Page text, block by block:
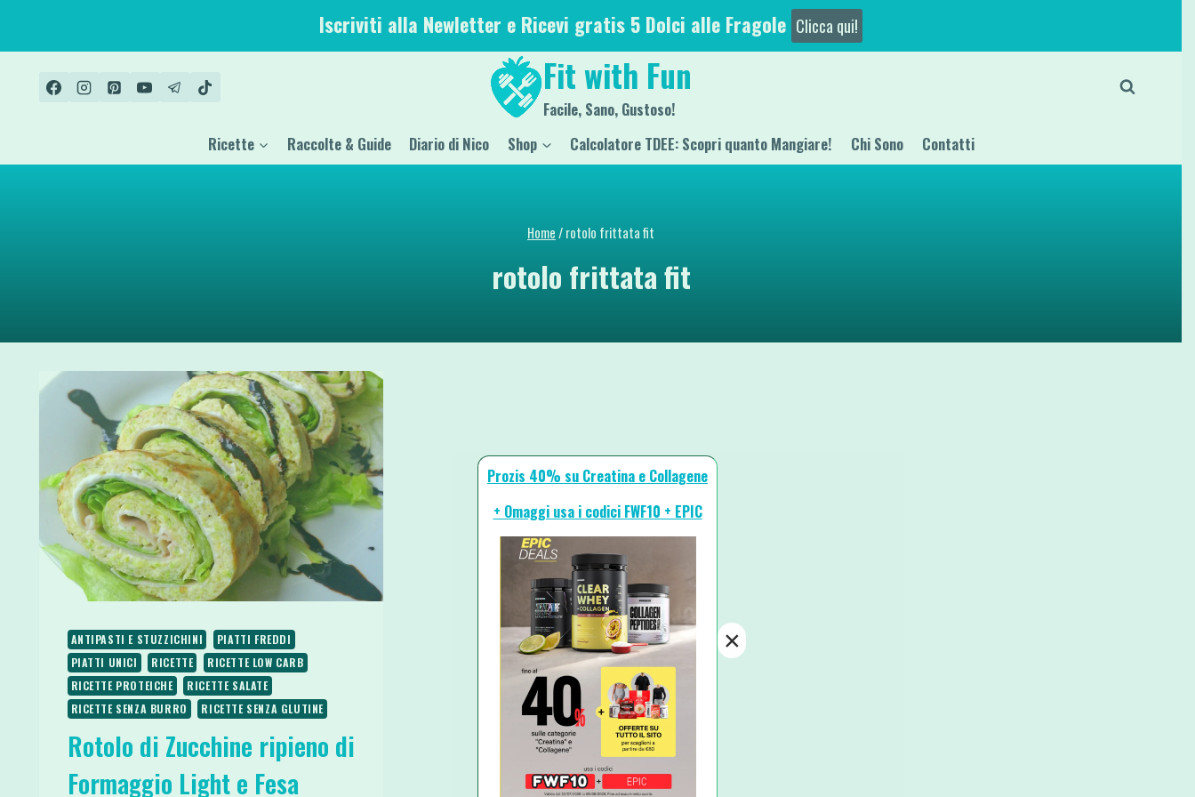
contenuto
Iscriviti alla Newletter e Ricevi gratis 5 Dolci alle Fragole Clicca qui!
Fit with Fun
Facile, Sano, Gustoso!
Ricette Raccolte & Guide Diario di Nico Shop Calcolatore TDEE: Scopri quanto Mangiare! Chi Sono Contatti
Home/rotolo frittata fit
rotolo frittata fit
ANTIPASTI E STUZZICHINI
PIATTI FREDDI
PIATTI UNICI
RICETTE
RICETTE LOW CARB
RICETTE PROTEICHE
RICETTE SALATE
RICETTE SENZA BURRO
RICETTE SENZA GLUTINE
Rotolo di Zucchine ripieno di
Formaggio Light e Fesa
Prozis 40% su Creatina e Collagene
+ Omaggi usa i codici FWF10 + EPIC
×